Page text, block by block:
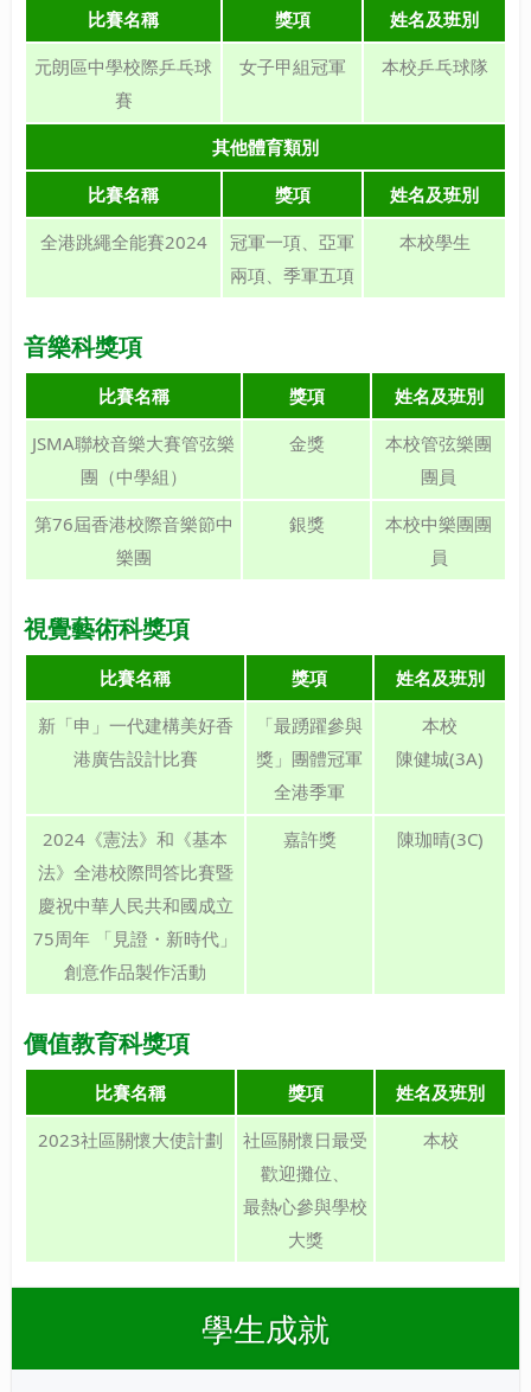
比賽名稱
獎項
姓名及班別
元朗區中學校際乒乓球
賽
女子甲組冠軍 本校乒乓球隊
其他體育類別
比賽名稱
獎項
姓名及班別
全港跳繩全能賽2024
冠軍一項、亞軍
兩項、季軍五項
本校學生
音樂科獎項
比賽名稱 獎項
姓名及班別
JSMA聯校音樂大賽管弦樂
團（中學組）
金獎
本校管弦樂團
團員
第76屆香港校際音樂節中
樂團
銀獎
本校中樂團團
員
視覺藝術科獎項
比賽名稱 獎項
姓名及班別
新「申」一代建構美好香
港廣告設計比賽
「最踴躍參與
獎」團體冠軍
全港季軍
本校
陳健城(3A)
2024《憲法》和《基本
法》全港校際問答比賽暨
慶祝中華人民共和國成立
75周年 「見證・新時代」
創意作品製作活動
嘉許獎 陳珈晴(3C)
價值教育科獎項
比賽名稱 獎項
姓名及班別
2023社區關懷大使計劃
社區關懷日最受
歡迎攤位、
最熱心參與學校
大獎
本校
學生成就